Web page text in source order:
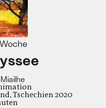
Tschechien 2020